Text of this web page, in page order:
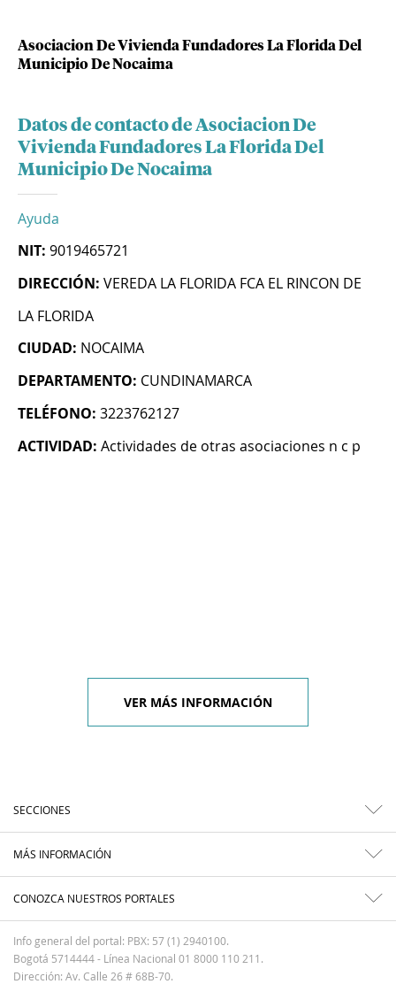
Asociacion De Vivienda Fundadores La Florida Del
Municipio De Nocaima
Datos de contacto de Asociacion De
Vivienda Fundadores La Florida Del
Municipio De Nocaima
Ayuda
NIT: 9019465721
DIRECCIÓN: VEREDA LA FLORIDA FCA EL RINCON DE
LA FLORIDA
CIUDAD: NOCAIMA
DEPARTAMENTO: CUNDINAMARCA
TELÉFONO: 3223762127
ACTIVIDAD: Actividades de otras asociaciones n c p
VER MÁS INFORMACIÓN
SECCIONES
MÁS INFORMACIÓN
CONOZCA NUESTROS PORTALES
Info general del portal: PBX: 57 (1) 2940100.
Bogotá 5714444 - Línea Nacional 01 8000 110 211.
Dirección: Av. Calle 26 # 68B-70.